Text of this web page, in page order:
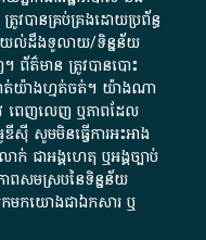
វ​បាន​គ្រប់គ្រង​ដោយ​ប្រព័ន្ធ​
យល់​ដឹង​ទូលាយ​/​ទិន្នន័យ​
ត៌មាន​ ត្រូវ​បាន​បោះ
ទាត់​យ៉ាង​ហ្មត់ចត់​។​ យ៉ាងណា​
ពេញលេញ​ ឬ​ភាព​ដែល​
ស៊ី​ សូម​មិន​ធ្វើការ​អះអាង​
ក់​ ជា​អង្គហេតុ​ ឬ​អង្គច្បាប់​
ព​សម​ស្រប​នៃ​ទិន្នន័យ​
មក​យោង​ជា​ឯកសារ​ ឬ​